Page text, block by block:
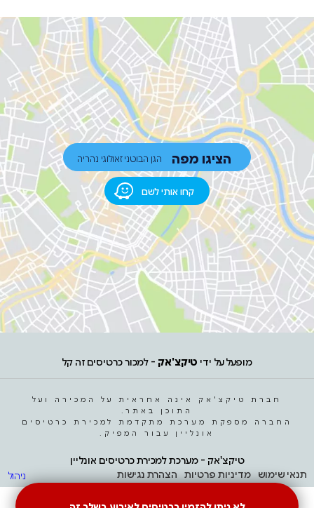
קחו אותי לשם
הציגו מפה הגן הבוטני זאולוגי נהריה
מופעל על ידי טיקצ'אק - למכור כרטיסים זה קל
חברת טיקצ'אק אינה אחראית על המכירה ועל
התוכן באתר.
החברה מספקת מערכת מתקדמת למכירת כרטיסים
אונליין עבור המפיק.
ניהול
טיקצ'אק - מערכת למכירת כרטיסים אונליין
תנאי שימוש מדיניות פרטיות הצהרת נגישות